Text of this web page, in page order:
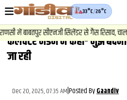
33°C/26°C
में बाबतपुर सीएनजी सिलेंडर से गैस रिसाव, चालक
वीडियोज़
वाराणसी न्यूज़
राजनीति
कलेक्टर मैडम ने कहा- मुझे
जा रही
Dec 20, 2025, 07:35 AM|Posted ByGaandiv